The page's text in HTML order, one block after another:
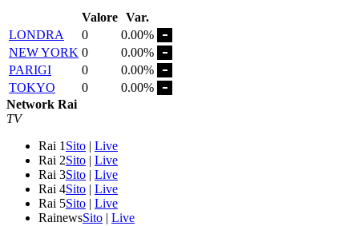
Valore Var.
LONDRA
0
0.00%
NEW YORK 0
0.00%
PARIGI
0
0.00%
TOKYO
0
0.00%
Network Rai
TV
Rai 1 Sito | Live
Rai 2Sito | Live
Rai 3Sito | Live
Rai 4Sito | Live
Rai 5Sito | Live
RainewsSito | Live